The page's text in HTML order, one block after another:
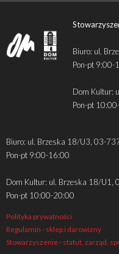
Biuro: ul.
Pon-pt 9:00-
Dom Kultur:
Pon-pt
Biuro: ul. Brzeska 18/U3, 03-
Pon-pt 9:00-16:00
Dom Kultur: ul. Brzeska 18/U1,
Pon-pt 10:00-20:00
Polityka prywatności
Regulamin - sklep i darowizny
Stowarzyszenie - statut, zarząd,